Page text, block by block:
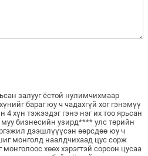
залууг ёстой нулимчихмаар
бараг юу ч чадахгүй хог гэнэмүү
4 хүн тэжээдэг гэнэ нэг их тоо ярьсан
бизнесийн узирд**** улс төрийн
дээшлүүүсэн өөрсдөө юу ч
монголд наалдчихаад цус сорж
хөөх хэрэгтэй сорсон цусаа